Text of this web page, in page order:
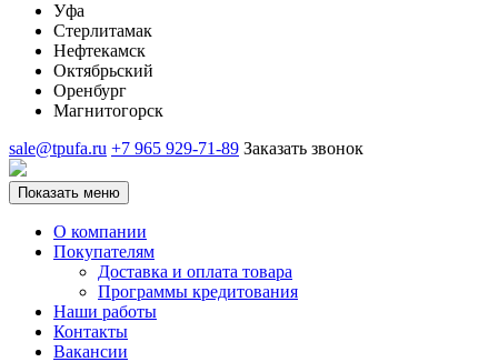
Уфа
Стерлитамак
Нефтекамск
Октябрьский
Оренбург
Магнитогорск
sale@tpufa.ru +7 965 929-71-89 Заказать звонок
Показать меню
О компании
Покупателям
Доставка и оплата товара
Программы кредитования
Наши работы
Контакты
Вакансии